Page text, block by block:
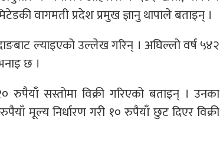
वागमती प्रदेश प्रमुख ज्ञानु थापाले बताइन् ।
ल्याइएको उल्लेख गरिन् । अघिल्लो वर्ष ५४२
छ ।
रुपैयाँ सस्तोमा विक्री गरिएको बताइन् । उनका
मूल्य निर्धारण गरी १० रुपैयाँ छुट दिएर विक्री